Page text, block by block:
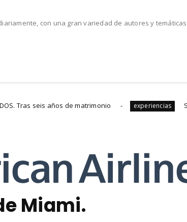
con una gran variedad de autores y
matrimonio experiencias Sexo Oral:
Miami.